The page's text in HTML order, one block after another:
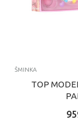
ŠMINKA
TOP